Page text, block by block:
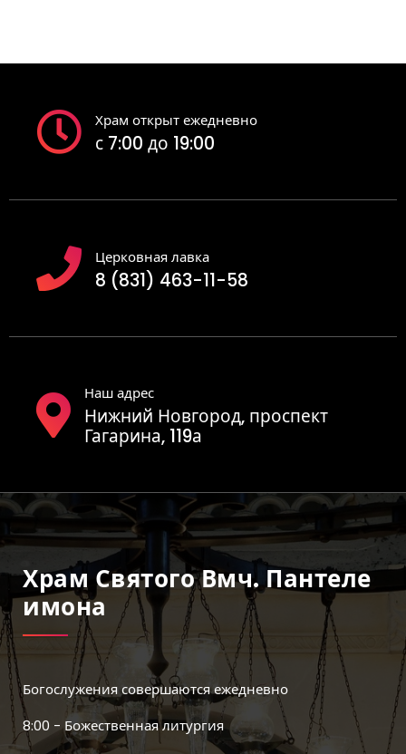
Храм открыт ежедневно
с 7:00 до 19:00
Церковная лавка
8 (831) 463-11-58
Наш адрес
Нижний Новгород, проспект
Гагарина, 119а
Храм Святого Вмч. Пантеле
Имона
Богослужения совершаются ежедневно
8:00 - Божественная литургия